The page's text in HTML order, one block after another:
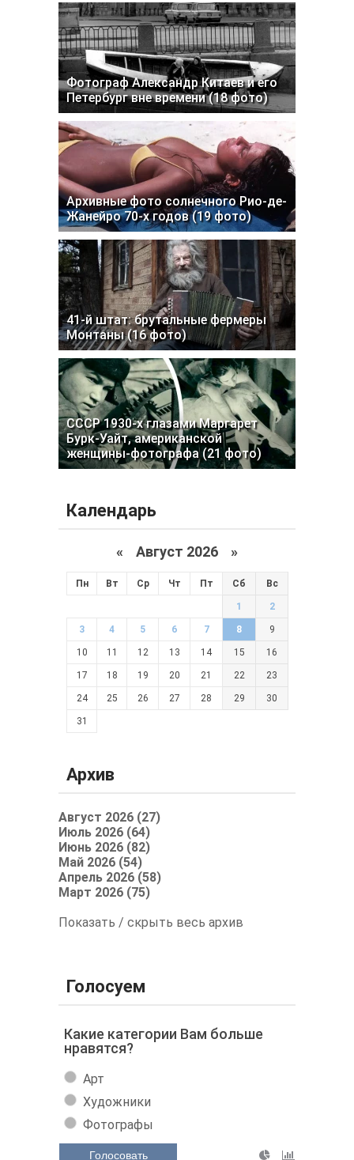
Фотограф Александр Китаев и его
Петербург вне времени (18 фото)
Архивные фото солнечного Рио-де-
Жанейро 70-х годов (19 фото)
41-й штат: брутальные фермеры
Монтаны (16 фото)
СССР 1930-х глазами Маргарет
Бурк-Уайт, американской
женщины-фотографа (21 фото)
Календарь
« Август 2026 »
Пн Вт Ср Чт Пт Сб Вс
1 2
3 4 5 6 7 8 9
10 11 12 13 14 15 16
17 18 19 20 21 22 23
24 25 26 27 28 29 30
31
Архив
Август 2026 (27)
Июль 2026 (64)
Июнь 2026 (82)
Май 2026 (54)
Апрель 2026 (58)
Март 2026 (75)
Показать / скрыть весь архив
Голосуем
Какие категории Вам больше
нравятся?
Арт
Художники
Фотографы
Голосовать